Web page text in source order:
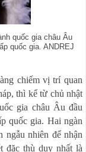
quốc gia châu Âu
quốc gia. ANDREJ
chiếm vị trí quan
thì kể từ chủ nhật
gia châu Âu đầu
quốc gia. Hai ngàn
nhiên để nhận
đặc thù duy nhất là